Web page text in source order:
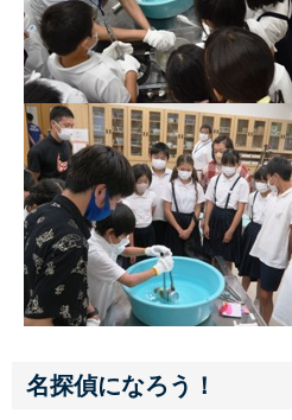
名探偵になろう！